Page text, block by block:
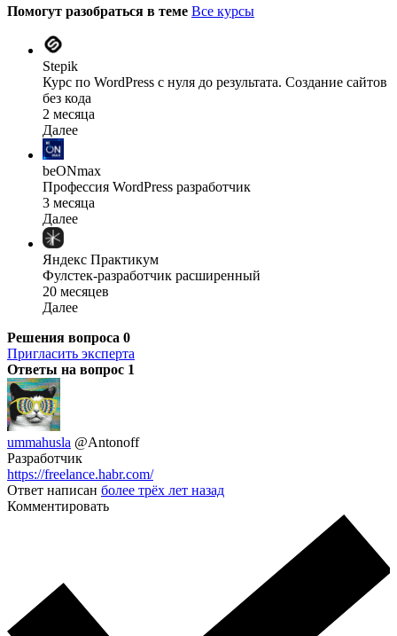
Помогут разобраться в теме Все курсы
Stepik
Курс по WordPress с нуля до результата. Создание сайтов
без кода
2 месяца
Далее
beONmax
Профессия WordPress разработчик
3 месяца
Далее
Яндекс Практикум
Фулстек-разработчик расширенный
20 месяцев
Далее
Решения вопроса 0
Пригласить эксперта
Ответы на вопрос 1
ummahusla @Antonoff
Разработчик
https://freelance.habr.com/
Ответ написан более трёх лет назад
Комментировать